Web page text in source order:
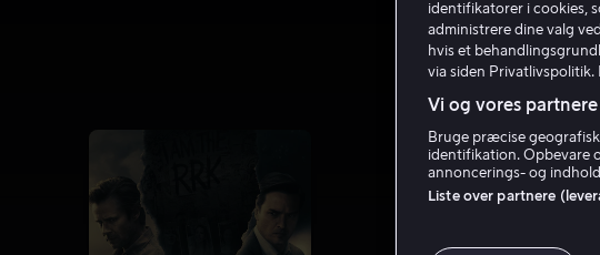
identifikatorer i cookies,
administrere dine valg
hvis et
via siden
Vi og vores
Bruge præcise
identifikation. Opbevare
annoncerings- og
Liste over partnere